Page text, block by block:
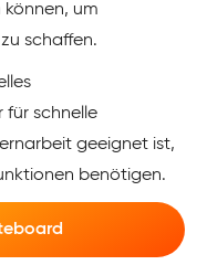
um
schaffen.
für schnelle
geeignet ist,
benötigen.